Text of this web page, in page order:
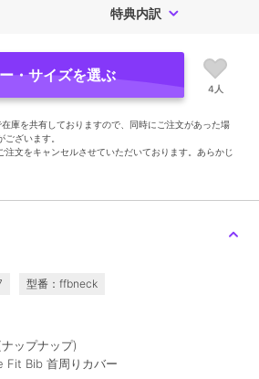
特典内訳
・サイズを選ぶ
4人
庫を共有しておりますので、同時にご注文があった場
ざいます。
注文をキャンセルさせていただいております。あらかじ
型番：ffbneck
ップナップ)
Fit Bib 首周りカバー